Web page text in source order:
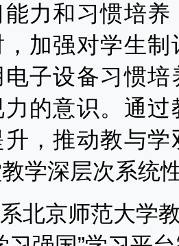
力和习惯培
加强对学生
子设备习惯
的意识。通
升，推动教与
学深层次系统
系北京师范大学